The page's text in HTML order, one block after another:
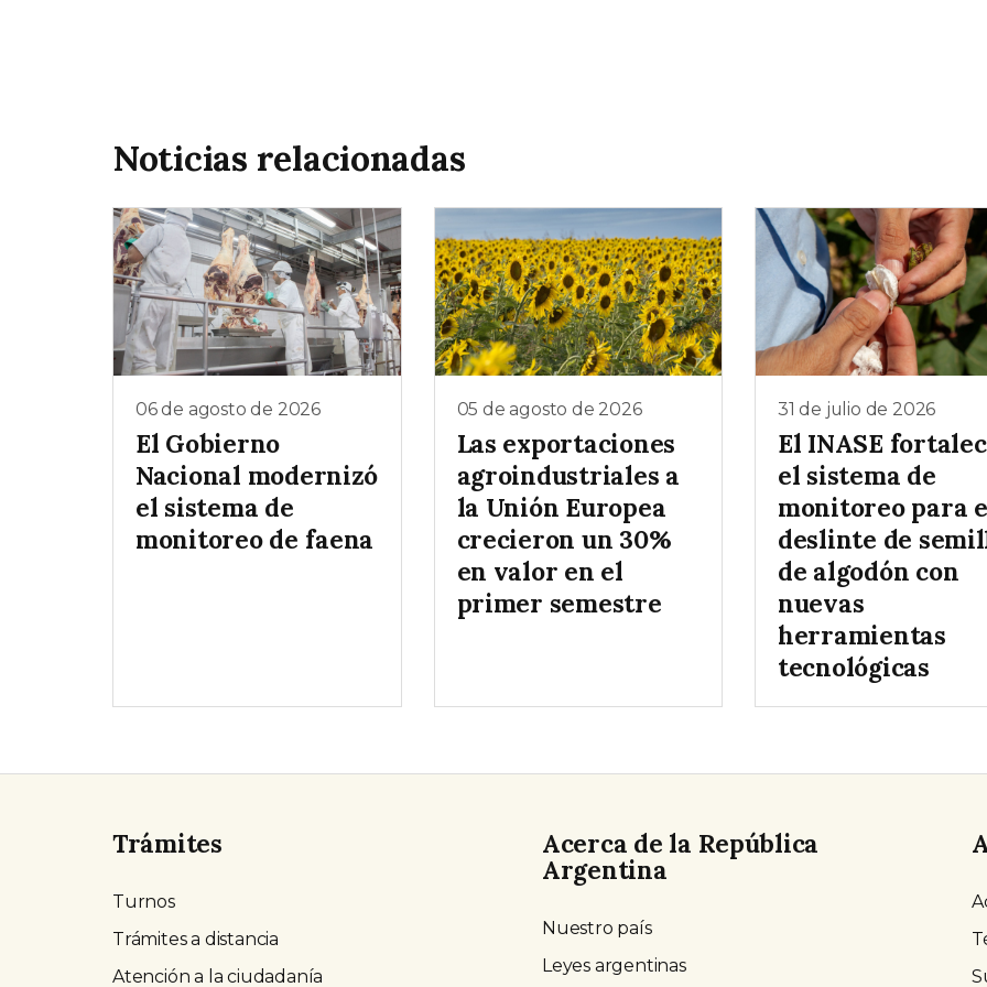
Noticias relacionadas
06 de agosto de 2026
El Gobierno
Nacional modernizó
el sistema de
monitoreo de faena
05 de agosto de 2026
Las exportaciones
agroindustriales a
la Unión Europea
crecieron un 30%
en valor en el
primer semestre
31 de julio de 2026
El INASE
el sistema de
monitoreo para
deslinte de
de algodón con
nuevas
herramientas
tecnológicas
Trámites
Turnos
Trámites a distancia
Atención a la ciudadanía
Acerca de la República
Argentina
Nuestro país
Leyes argentinas